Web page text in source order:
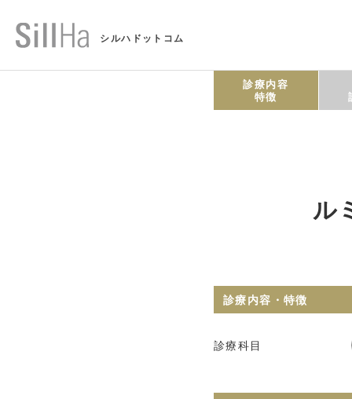
シルハドットコム
診療内容
特徴
ル
診療内容・特徴
診療科目